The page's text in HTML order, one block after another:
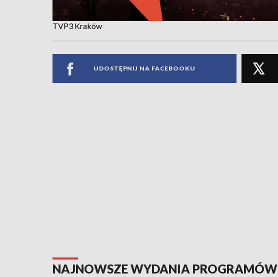
TVP3 Kraków
UDOSTĘPNIJ NA FACEBOOKU
NAJNOWSZE WYDANIA PROGRAMÓW